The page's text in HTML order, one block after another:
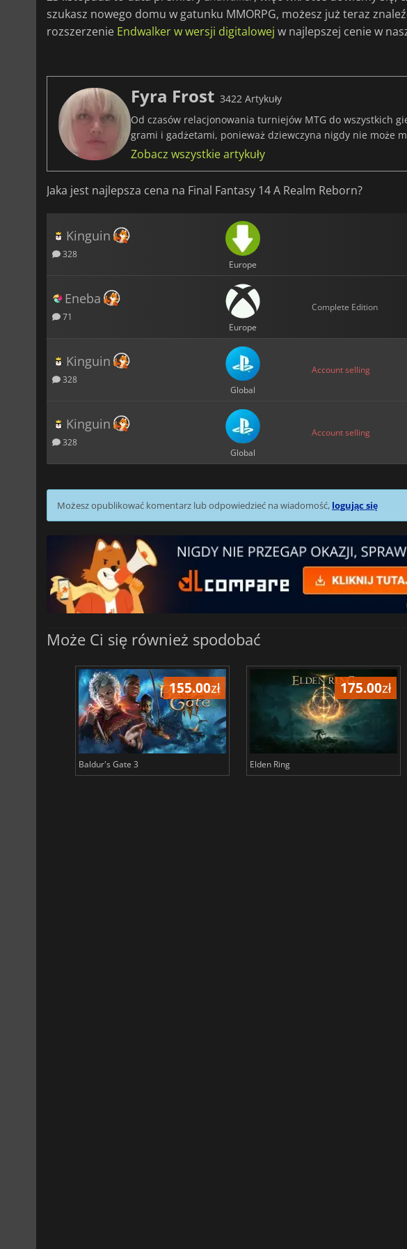
szukasz nowego domu w gatunku MMORPG, możesz już teraz
rozszerzenie Endwalker w wersji digitalowej w najlepszej cenie w
Fyra Frost 3422 Artykuły
Od czasów relacjonowania turniejów MTG do wszystkich
grami i gadżetami, ponieważ dziewczyna nigdy nie może
Zobacz wszystkie artykuły
Jaka jest najlepsza cena na Final Fantasy 14 A Realm Reborn?
Kinguin
328
Europe
Eneba
71
Europe
Complete Edition
Kinguin
328
Global
Account selling
Kinguin
328
Global
Account selling
Możesz opublikować komentarz lub odpowiedzieć na wiadomość, logując się
Może Ci się również spodobać
155.00zł
Baldur's Gate 3
175.00zł
Elden Ring